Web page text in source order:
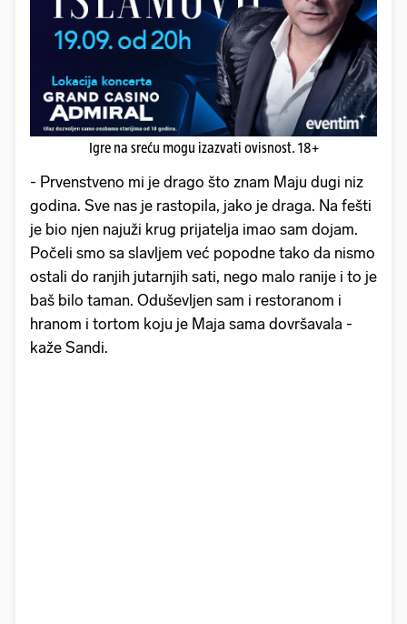
Igre na sreću mogu izazvati ovisnost. 18+
- Prvenstveno mi je drago što znam Maju dugi niz
godina. Sve nas je rastopila, jako je draga. Na fešti
je bio njen najuži krug prijatelja imao sam dojam.
Počeli smo sa slavljem već popodne tako da nismo
ostali do ranjih jutarnjih sati, nego malo ranije i to je
baš bilo taman. Oduševljen sam i restoranom i
hranom i tortom koju je Maja sama dovršavala -
kaže Sandi.